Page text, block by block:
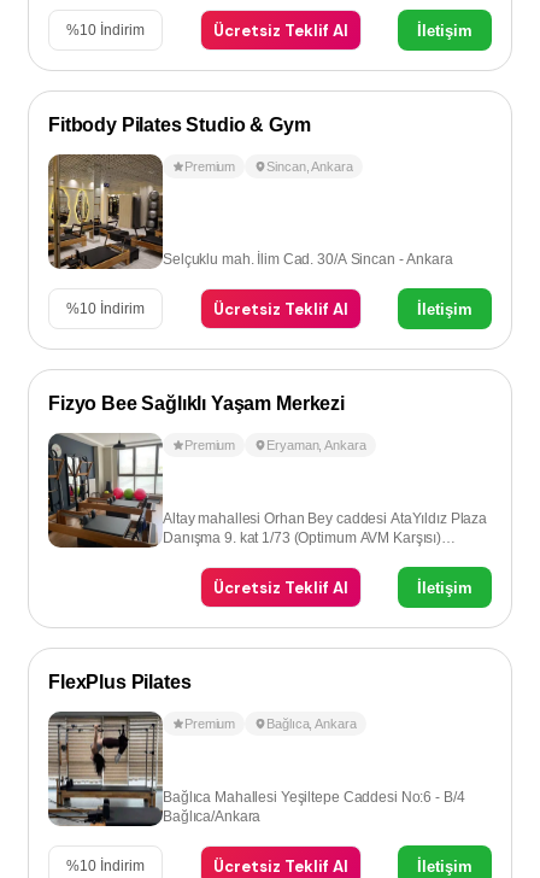
%10 İndirim Ücretsiz Teklif Al İletişim
Fitbody Pilates Studio & Gym
Premium Sincan,Ankara
Selçuklu mah. İlim Cad. 30/A Sincan - Ankara
%10 İndirim Ücretsiz Teklif Al İletişim
Fizyo Bee Sağlıklı Yaşam Merkezi
Premium Eryaman,Ankara
Altay mahallesi Orhan Bey caddesi AtaYıldız Plaza
Danışma 9. kat 1/73 (Optimum AVM Karşısı)
Ücretsiz Teklif Al İletişim
FlexPlus Pilates
Premium Bağlıca,Ankara
Bağlıca Mahallesi Yeşiltepe Caddesi No:6 - B/4
Bağlıca/Ankara
%10 İndirim Ücretsiz Teklif Al İletişim